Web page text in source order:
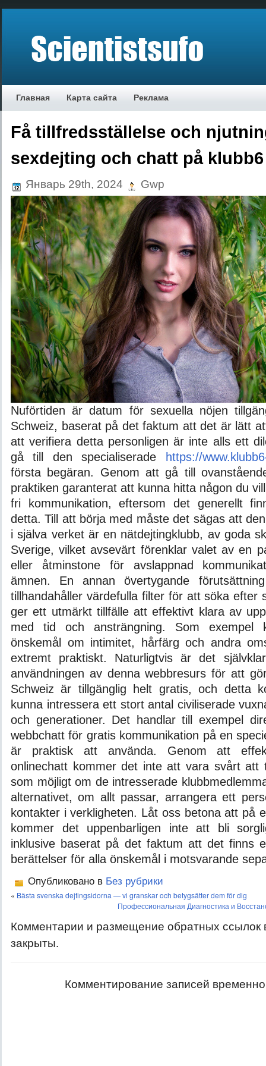
Главная Карта сайта Реклама
Få tillfredsställelse och
sexdejting och chatt på klubb6
Январь 29th, 2024 Gwp
Nuförtiden är datum för sexuella nöjen
Schweiz, baserat på det faktum att det är lätt
att verifiera detta personligen är inte alls ett
gå till den specialiserade
https://
första begäran. Genom att gå till
praktiken garanterat att kunna hitta någon du
fri kommunikation, eftersom det generellt
detta. Till att börja med måste det sägas att
i själva verket är en nätdejtingklubb, av goda
Sverige, vilket avsevärt förenklar valet av en
eller åtminstone för avslappnad
ämnen. En annan övertygande
tillhandahåller värdefulla filter för att söka efter
ger ett utmärkt tillfälle att effektivt klara av
med tid och ansträngning. Som exempel
önskemål om intimitet, hårfärg och andra
extremt praktiskt. Naturligtvis är det
användningen av denna webbresurs för att
Schweiz är tillgänglig helt gratis, och detta
kunna intressera ett stort antal civiliserade
och generationer. Det handlar till exempel
webbchatt för gratis kommunikation på en
är praktisk att använda. Genom att
onlinechatt kommer det inte att vara svårt att
som möjligt om de intresserade
alternativet, om allt passar, arrangera ett
kontakter i verkligheten. Låt oss betona att på
kommer det uppenbarligen inte att bli
inklusive baserat på det faktum att det finns
berättelser för alla önskemål i motsvarande
Опубликовано в Без рубрики
« Bästa svenska dejtingsidorna — vi granskar och betygsätter dem för dig
Профессиональная Диагностика и
Комментарии и размещение обратных ссылок
закрыты.
Комментирование записей